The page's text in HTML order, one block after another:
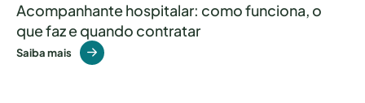
Acompanhante hospitalar: como funciona, o
que faz e quando contratar
Saiba mais